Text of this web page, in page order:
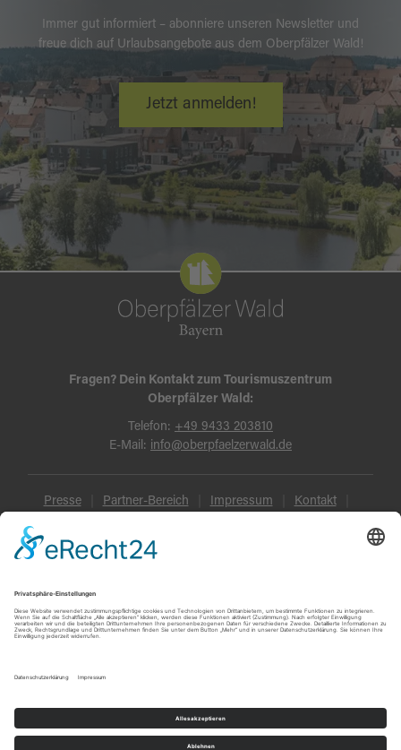
Immer gut informiert – abonniere unseren Newsletter und
freue dich auf Urlaubsangebote aus dem Oberpfälzer Wald!
Jetzt anmelden!
Fragen? Dein Kontakt zum Tourismuszentrum
Oberpfälzer Wald:
Telefon: +49 9433 203810
E-Mail: info@oberpfaelzerwald.de
Presse Partner-Bereich Impressum Kontakt
Datenschutz